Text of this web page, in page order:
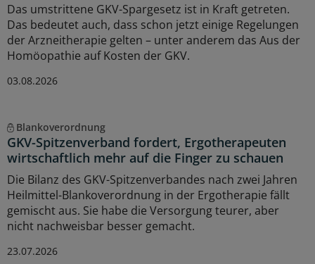
Das umstrittene GKV-Spargesetz ist in Kraft getreten.
Das bedeutet auch, dass schon jetzt einige Regelungen
der Arzneitherapie gelten – unter anderem das Aus der
Homöopathie auf Kosten der GKV.
03.08.2026
Blankoverordnung
GKV-Spitzenverband fordert, Ergotherapeuten
wirtschaftlich mehr auf die Finger zu schauen
Die Bilanz des GKV-Spitzenverbandes nach zwei Jahren
Heilmittel-Blankoverordnung in der Ergotherapie fällt
gemischt aus. Sie habe die Versorgung teurer, aber
nicht nachweisbar besser gemacht.
23.07.2026